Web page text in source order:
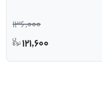
136,000
121,600